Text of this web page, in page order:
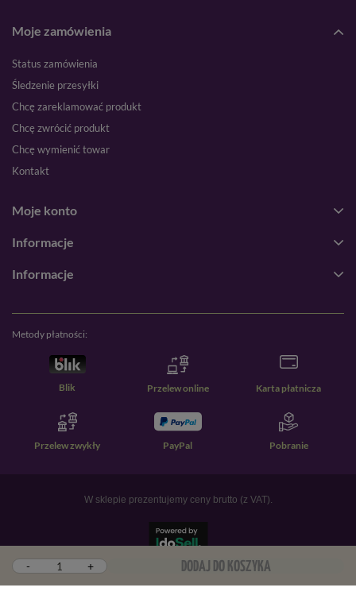
- + DODAJ DO KOSZYKA
Moje zamówienia
Status zamówienia
Śledzenie przesyłki
Chcę zareklamować produkt
Chcę zwrócić produkt
Chcę wymienić towar
Kontakt
Moje konto
Informacje
Informacje
Metody płatności:
Blik Przelew online Karta płatnicza
Przelew zwykły PayPal Pobranie
W sklepie prezentujemy ceny brutto (z VAT).